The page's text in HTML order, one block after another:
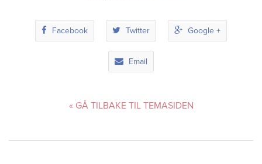
Facebook Twitter Google +
Email
« GÅ TILBAKE TIL TEMASIDEN